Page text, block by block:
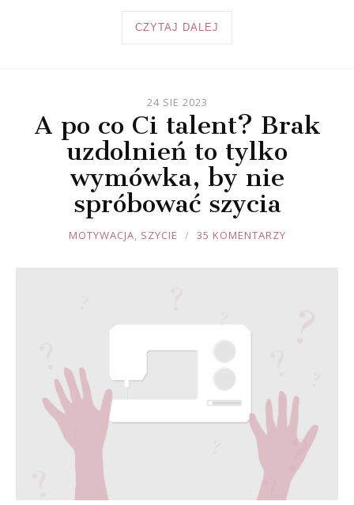
CZYTAJ DALEJ
24 SIE 2023
A po co Ci talent? Brak
uzdolnień to tylko
wymówka, by nie
spróbować szycia
JOULE
MOTYWACJA, SZYCIE 35 KOMENTARZY